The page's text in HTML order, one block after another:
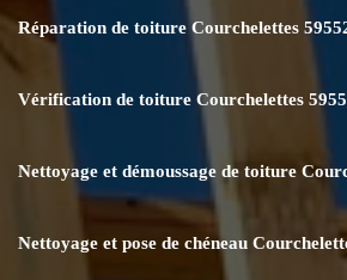
Réparation de toiture Courchelettes
Vérification de toiture Courchelettes
Nettoyage et démoussage de toiture
Nettoyage et pose de chéneau